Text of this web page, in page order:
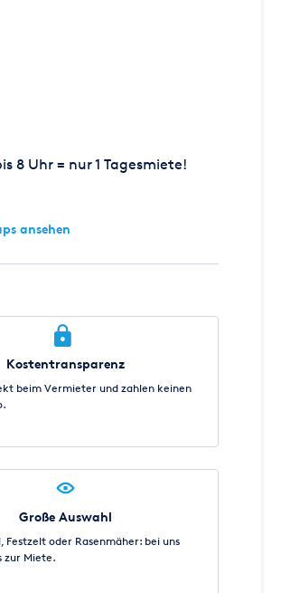
8 Uhr = nur 1 Tagesmiete!
ansehen
Kostentransparenz
beim Vermieter und zahlen keinen
Große Auswahl
Festzelt oder Rasenmäher: bei uns
zur Miete.